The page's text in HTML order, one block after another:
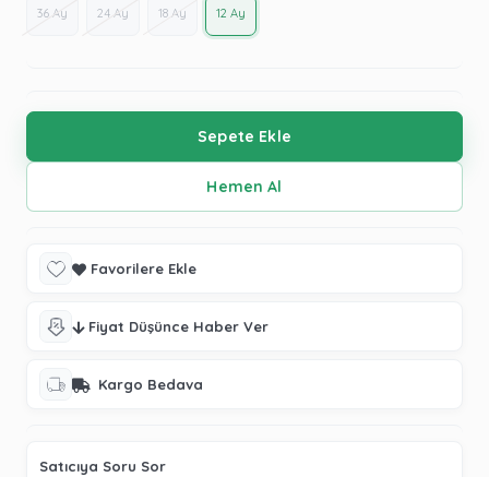
36 Ay 24 Ay 18 Ay 12 Ay
Favorilere Ekle
Fiyat Düşünce Haber Ver
Kargo Bedava
Satıcıya Soru Sor